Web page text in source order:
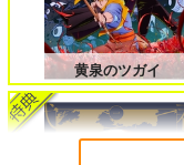
女友達は頼めば意外とヤらせ
る 8
黄泉のツガイ